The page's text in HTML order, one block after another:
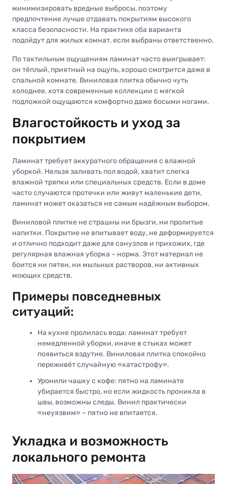
минимизировать вредные выбросы, поэтому
предпочтение лучше отдавать покрытиям высокого
класса безопасности. На практике оба варианта
подойдут для жилых комнат, если выбраны ответственно.
По тактильным ощущениям ламинат часто выигрывает:
он тёплый, приятный на ощупь, хорошо смотрится даже в
спальной комнате. Виниловая плитка обычно чуть
холоднее, хотя современные коллекции с мягкой
подложкой ощущаются комфортно даже босыми ногами.
Влагостойкость и уход за
покрытием
Ламинат требует аккуратного обращения с влажной
уборкой. Нельзя заливать пол водой, хватит слегка
влажной тряпки или специальных средств. Если в доме
часто случаются протечки или живут маленькие дети,
ламинат может оказаться не самым надёжным выбором.
Виниловой плитке не страшны ни брызги, ни пролитые
напитки. Покрытие не впитывает воду, не деформируется
и отлично подходит даже для санузлов и прихожих, где
регулярная влажная уборка – норма. Этот материал не
боится ни пятен, ни мыльных растворов, ни активных
моющих средств.
Примеры повседневных
ситуаций:
На кухне пролилась вода: ламинат требует
немедленной уборки, иначе в стыках может
появиться вздутие. Виниловая плитка спокойно
переживёт случайную «катастрофу».
Уронили чашку с кофе: пятно на ламинате
убирается быстро, но если жидкость проникла в
швы, возможны следы. Винил практически
«неуязвим» – пятно не впитается.
Укладка и возможность
локального ремонта